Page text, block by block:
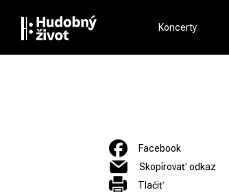
Koncerty
Facebook
Skopírovať odkaz
Tlačiť